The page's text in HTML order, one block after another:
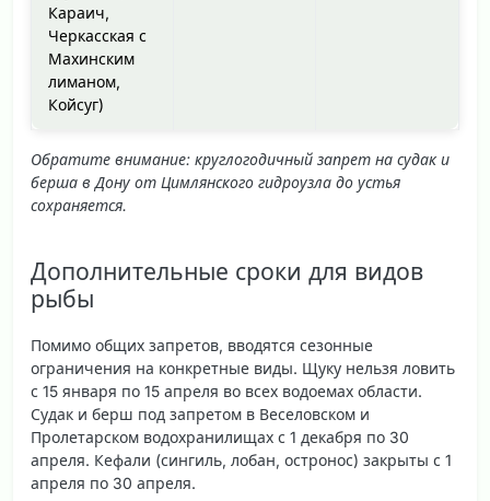
Караич,
Черкасская с
Махинским
лиманом,
Койсуг)
Обратите внимание: круглогодичный запрет на судак и
берша в Дону от Цимлянского гидроузла до устья
сохраняется.
Дополнительные сроки для видов
рыбы
Помимо общих запретов, вводятся сезонные
ограничения на конкретные виды. Щуку нельзя ловить
с 15 января по 15 апреля во всех водоемах области.
Судак и берш под запретом в Веселовском и
Пролетарском водохранилищах с 1 декабря по 30
апреля. Кефали (сингиль, лобан, остронос) закрыты с 1
апреля по 30 апреля.